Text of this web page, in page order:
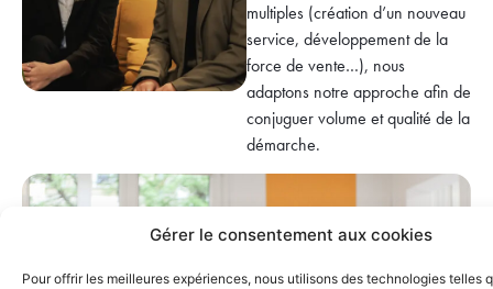
Gérer le consentement aux cookies
Pour offrir les meilleures expériences, nous utilisons des technologies telles
multiples (création d’un nouveau
service, développement de la
force de vente…), nous
adaptons notre approche afin de
conjuguer volume et qualité de la
démarche.